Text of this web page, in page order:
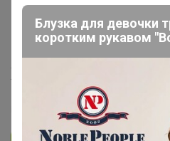
Продукты
СП4 "Сыры по
Холодильник
35.7K
Блузка для девочки
коротким рукавом